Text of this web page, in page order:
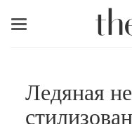
Меню
Ледяная